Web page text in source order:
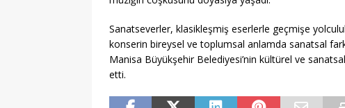
Sanatseverler, klasikleşmiş eserlerle geçmişe
konserin bireysel ve toplumsal anlamda sanatsal
Manisa Büyükşehir Belediyesi’nin kültürel ve
etti.